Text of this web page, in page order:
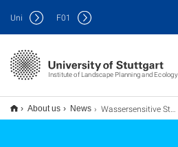
Institute of Landscape Planning and Ecology
Uni F01
About us News Wassersensitive Stadtentwicklung – Wie funktioniert das in der Praxis?